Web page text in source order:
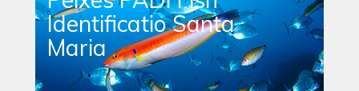
Identificatio Santa
Maria